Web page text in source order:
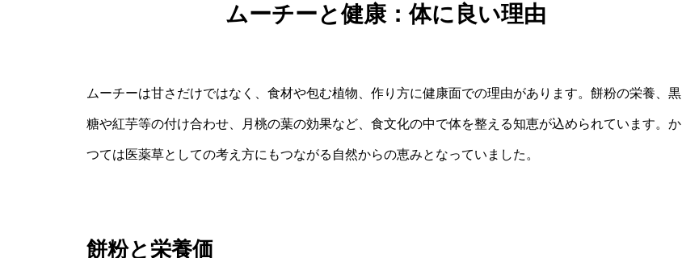
ムーチーと健康：体に良い理由
ムーチーは甘さだけではなく、食材や包む植物、作り方に健康面での理由があります。餅粉の栄養、黒
糖や紅芋等の付け合わせ、月桃の葉の効果など、食文化の中で体を整える知恵が込められています。か
つては医薬草としての考え方にもつながる自然からの恵みとなっていました。
餅粉と栄養価